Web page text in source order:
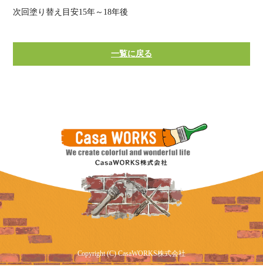
次回塗り替え目安15年～18年後
一覧に戻る
Copyright (C) CasaWORKS株式会社